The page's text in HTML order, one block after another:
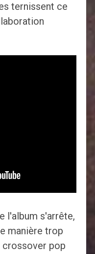
ternissent ce
l'album s'arrête,
manière trop
pop